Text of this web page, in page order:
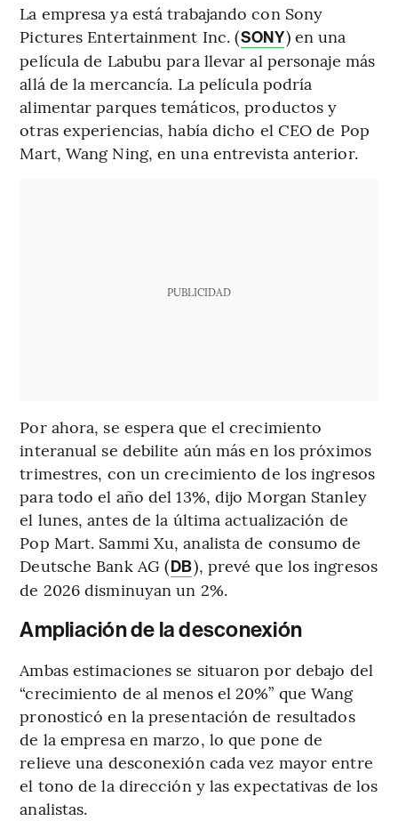
La empresa ya está trabajando con Sony
Pictures Entertainment Inc. (SONY) en una
película de Labubu para llevar al personaje más
allá de la mercancía. La película podría
alimentar parques temáticos, productos y
otras experiencias, había dicho el CEO de Pop
Mart, Wang Ning, en una entrevista anterior.
PUBLICIDAD
Por ahora, se espera que el crecimiento
interanual se debilite aún más en los próximos
trimestres, con un crecimiento de los ingresos
para todo el año del 13%, dijo Morgan Stanley
el lunes, antes de la última actualización de
Pop Mart. Sammi Xu, analista de consumo de
Deutsche Bank AG (DB), prevé que los ingresos
de 2026 disminuyan un 2%.
Ampliación de la desconexión
Ambas estimaciones se situaron por debajo del
“crecimiento de al menos el 20%” que Wang
pronosticó en la presentación de resultados
de la empresa en marzo, lo que pone de
relieve una desconexión cada vez mayor entre
el tono de la dirección y las expectativas de los
analistas.